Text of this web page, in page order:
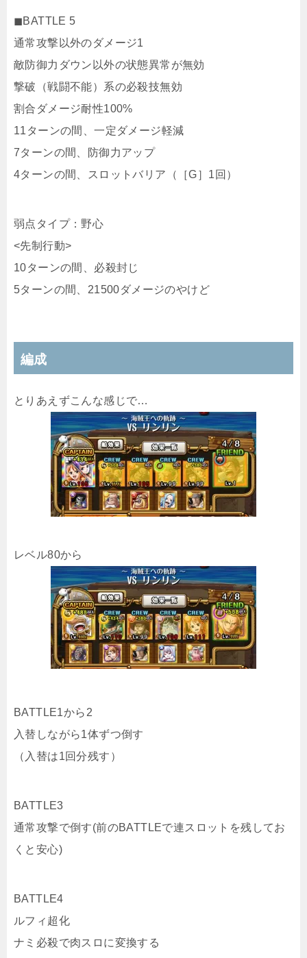
◼︎BATTLE 5
通常攻撃以外のダメージ1
敵防御力ダウン以外の状態異常が無効
撃破（戦闘不能）系の必殺技無効
割合ダメージ耐性100%
11ターンの間、一定ダメージ軽減
7ターンの間、防御力アップ
4ターンの間、スロットバリア（［G］1回）
弱点タイプ：野心
<先制行動>
10ターンの間、必殺封じ
5ターンの間、21500ダメージのやけど
編成
とりあえずこんな感じで…
レベル80から
BATTLE1から2
入替しながら1体ずつ倒す
（入替は1回分残す）
BATTLE3
通常攻撃で倒す(前のBATTLEで連スロットを残してお
くと安心)
BATTLE4
ルフィ超化
ナミ必殺で肉スロに変換する